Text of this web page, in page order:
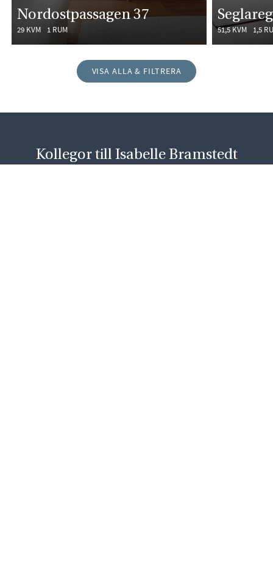
Nordostpassagen 37
29 KVM 1 RUM 51,5 KVM 1,5
VISA ALLA & FILTRERA
Kollegor till Isabelle Bramstedt